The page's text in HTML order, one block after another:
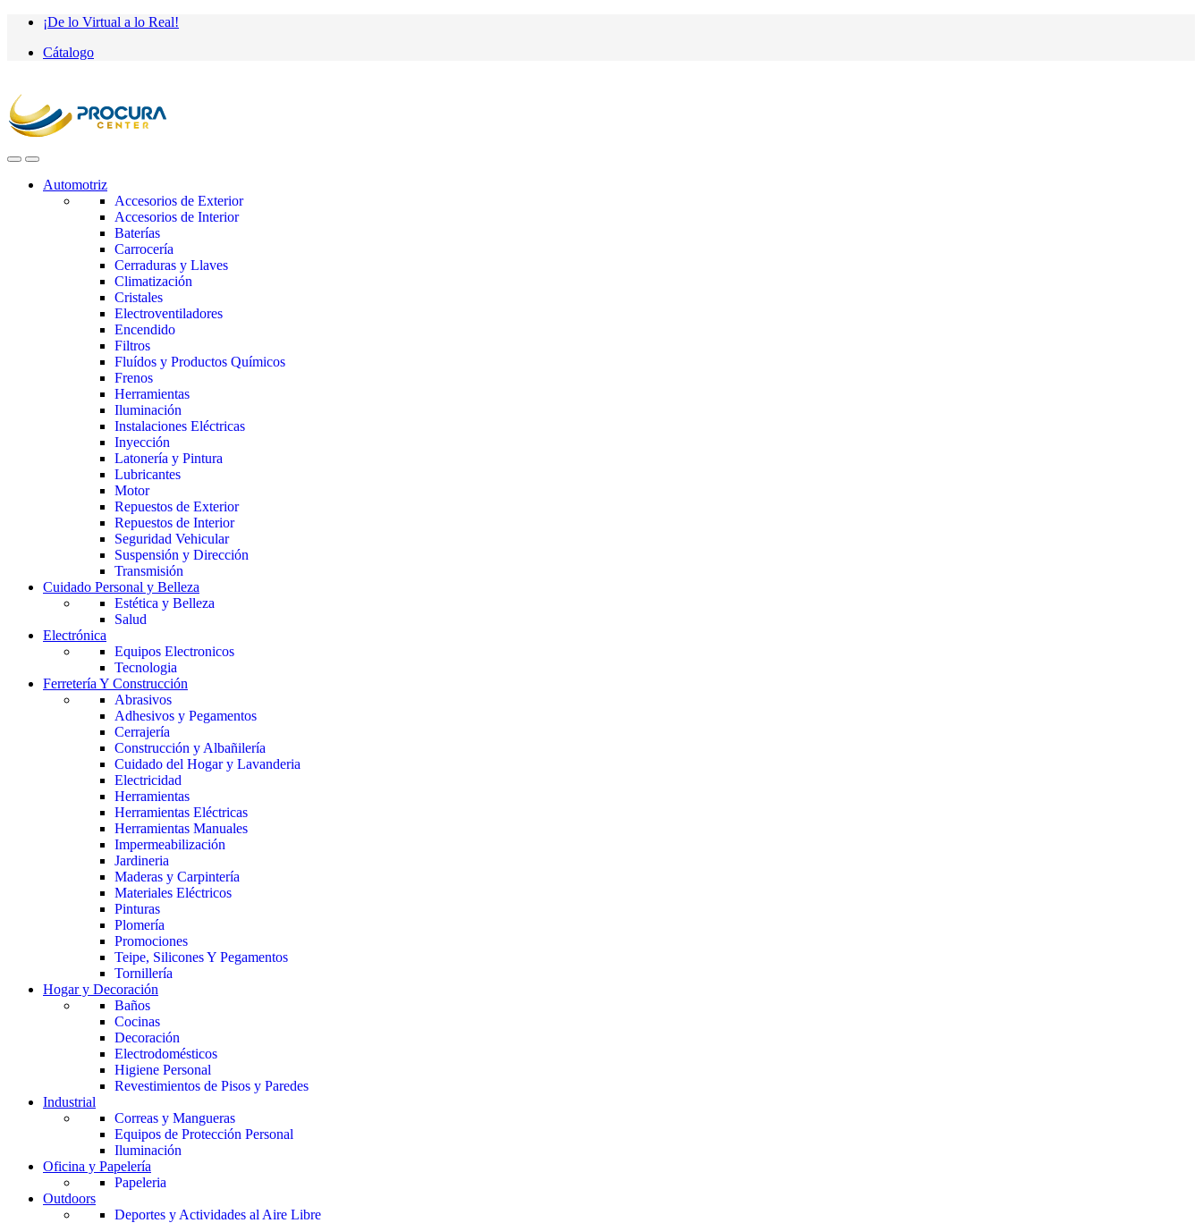
Saltar
navegación
saltar
contenido
¡De lo Virtual a lo Real!
Cátalogo
Automotriz
Accesorios de Exterior
Accesorios de Interior
Baterías
Carrocería
Cerraduras y Llaves
Climatización
Cristales
Electroventiladores
Encendido
Filtros
Fluídos y Productos Químicos
Frenos
Herramientas
Iluminación
Instalaciones Eléctricas
Inyección
Latonería y Pintura
Lubricantes
Motor
Repuestos de Exterior
Repuestos de Interior
Seguridad Vehicular
Suspensión y Dirección
Transmisión
Cuidado Personal y Belleza
Estética y Belleza
Salud
Electrónica
Equipos Electronicos
Tecnologia
Ferretería Y Construcción
Abrasivos
Adhesivos y Pegamentos
Cerrajería
Construcción y Albañilería
Cuidado del Hogar y Lavanderia
Electricidad
Herramientas
Herramientas Eléctricas
Herramientas Manuales
Impermeabilización
Jardineria
Maderas y Carpintería
Materiales Eléctricos
Pinturas
Plomería
Promociones
Teipe, Silicones Y Pegamentos
Tornillería
Hogar y Decoración
Baños
Cocinas
Decoración
Electrodomésticos
Higiene Personal
Revestimientos de Pisos y Paredes
Industrial
Correas y Mangueras
Equipos de Protección Personal
Iluminación
Oficina y Papelería
Papeleria
Outdoors
Deportes y Actividades al Aire Libre